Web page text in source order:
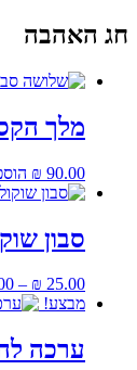
חג האהבה
מלך
₪ 90.00
סבון
₪ 25.00
–
מבצע!
ערכה